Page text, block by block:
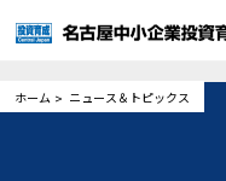
ホーム ニュース＆トピックス